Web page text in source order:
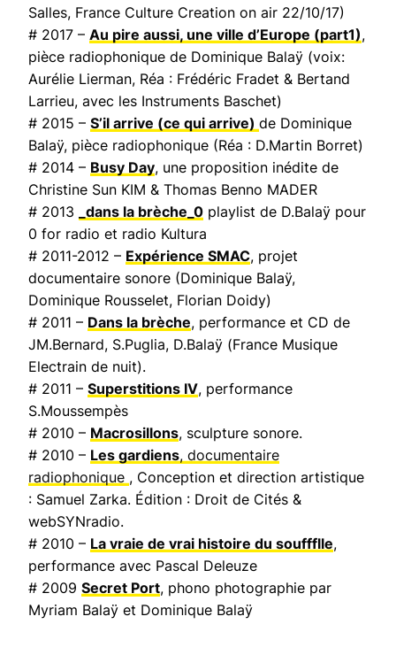
Salles, France Culture Creation on air 22/10/17)
# 2017 – Au pire aussi, une ville d’Europe (part1),
pièce radiophonique de Dominique Balaÿ (voix:
Aurélie Lierman, Réa : Frédéric Fradet & Bertand
Larrieu, avec les Instruments Baschet)
# 2015 – S’il arrive (ce qui arrive) de Dominique
Balaÿ, pièce radiophonique (Réa : D.Martin Borret)
# 2014 – Busy Day, une proposition inédite de
Christine Sun KIM & Thomas Benno MADER
# 2013
_dans la brèche_0 playlist de D.Balaÿ pour
0 for radio et radio Kultura
# 2011-2012 – Expérience SMAC, projet
documentaire sonore (Dominique Balaÿ,
Dominique Rousselet, Florian Doidy)
# 2011 – Dans la brèche, performance et CD de
JM.Bernard, S.Puglia, D.Balaÿ (France Musique
Electrain de nuit).
# 2011 – Superstitions IV, performance
S.Moussempès
# 2010 – Macrosillons, sculpture sonore.
# 2010 – Les gardiens, documentaire
radiophonique , Conception et direction artistique
: Samuel Zarka. Édition : Droit de Cités &
webSYNradio.
# 2010 – La vraie de vrai histoire du souffflle,
performance avec Pascal Deleuze
# 2009 Secret Port, phono photographie par
Myriam Balaÿ et Dominique Balaÿ